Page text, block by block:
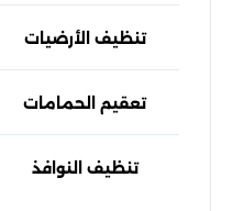
تنظيف الأرضيات
تعقيم الحمامات
تنظيف النوافذ